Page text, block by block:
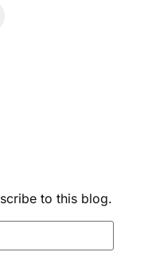
to this blog.